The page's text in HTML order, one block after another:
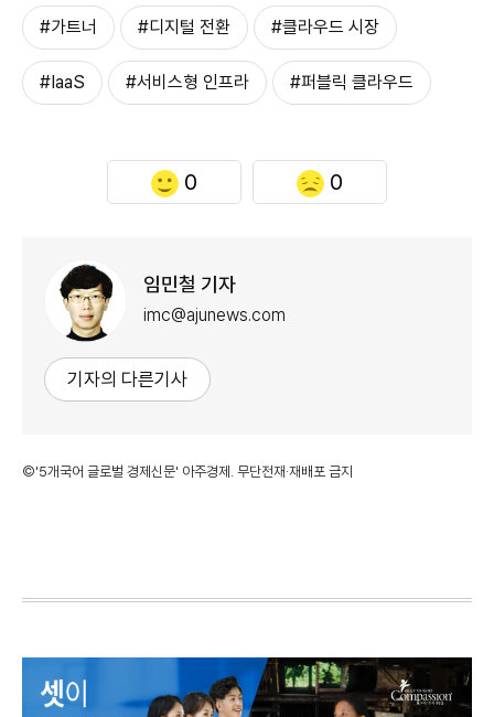
#가트너 #디지털 전환 #클라우드 시장
#IaaS #서비스형 인프라 #퍼블릭 클라우드
0 0
임민철 기자
imc@ajunews.com
기자의 다른기사
©'5개국어 글로벌 경제신문' 아주경제. 무단전재·재배포 금지